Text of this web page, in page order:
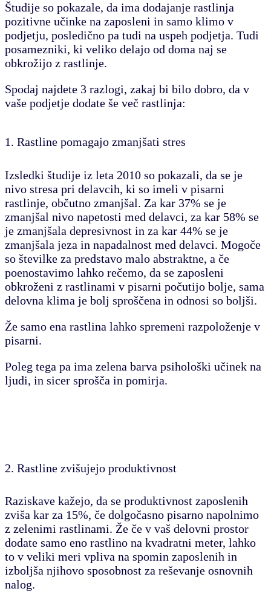
Študije so pokazale, da ima dodajanje rastlinja
pozitivne učinke na zaposleni in samo klimo v
podjetju, posledično pa tudi na uspeh podjetja. Tudi
posamezniki, ki veliko delajo od doma naj se
obkrožijo z rastlinje.
Spodaj najdete 3 razlogi, zakaj bi bilo dobro, da v
vaše podjetje dodate še več rastlinja:
1. Rastline pomagajo zmanjšati stres
Izsledki študije iz leta 2010 so pokazali, da se je
nivo stresa pri delavcih, ki so imeli v pisarni
rastlinje, občutno zmanjšal. Za kar 37% se je
zmanjšal nivo napetosti med delavci, za kar 58% se
je zmanjšala depresivnost in za kar 44% se je
zmanjšala jeza in napadalnost med delavci. Mogoče
so številke za predstavo malo abstraktne, a če
poenostavimo lahko rečemo, da se zaposleni
obkroženi z rastlinami v pisarni počutijo bolje, sama
delovna klima je bolj sproščena in odnosi so boljši.
Že samo ena rastlina lahko spremeni razpoloženje v
pisarni.
Poleg tega pa ima zelena barva psihološki učinek na
ljudi, in sicer sprošča in pomirja.
2. Rastline zvišujejo produktivnost
Raziskave kažejo, da se produktivnost zaposlenih
zviša kar za 15%, če dolgočasno pisarno napolnimo
z zelenimi rastlinami. Že če v vaš delovni prostor
dodate samo eno rastlino na kvadratni meter, lahko
to v veliki meri vpliva na spomin zaposlenih in
izboljša njihovo sposobnost za reševanje osnovnih
nalog.